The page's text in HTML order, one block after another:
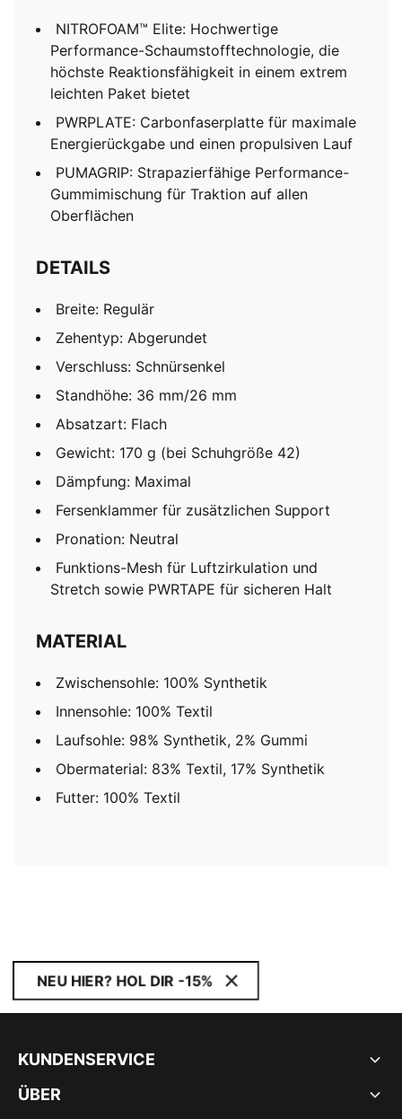
NITROFOAM™ Elite: Hochwertige
Performance-Schaumstofftechnologie, die
höchste Reaktionsfähigkeit in einem extrem
leichten Paket bietet
PWRPLATE: Carbonfaserplatte für maximale
Energierückgabe und einen propulsiven Lauf
PUMAGRIP: Strapazierfähige Performance-
Gummimischung für Traktion auf allen
Oberflächen
DETAILS
Breite: Regulär
Zehentyp: Abgerundet
Verschluss: Schnürsenkel
Standhöhe: 36 mm/26 mm
Absatzart: Flach
Gewicht: 170 g (bei Schuhgröße 42)
Dämpfung: Maximal
Fersenklammer für zusätzlichen Support
Pronation: Neutral
Funktions-Mesh für Luftzirkulation und
Stretch sowie PWRTAPE für sicheren Halt
MATERIAL
Zwischensohle: 100% Synthetik
Innensohle: 100% Textil
Laufsohle: 98% Synthetik, 2% Gummi
Obermaterial: 83% Textil, 17% Synthetik
Futter: 100% Textil
NEU HIER? HOL DIR -15%
KUNDENSERVICE
ÜBER